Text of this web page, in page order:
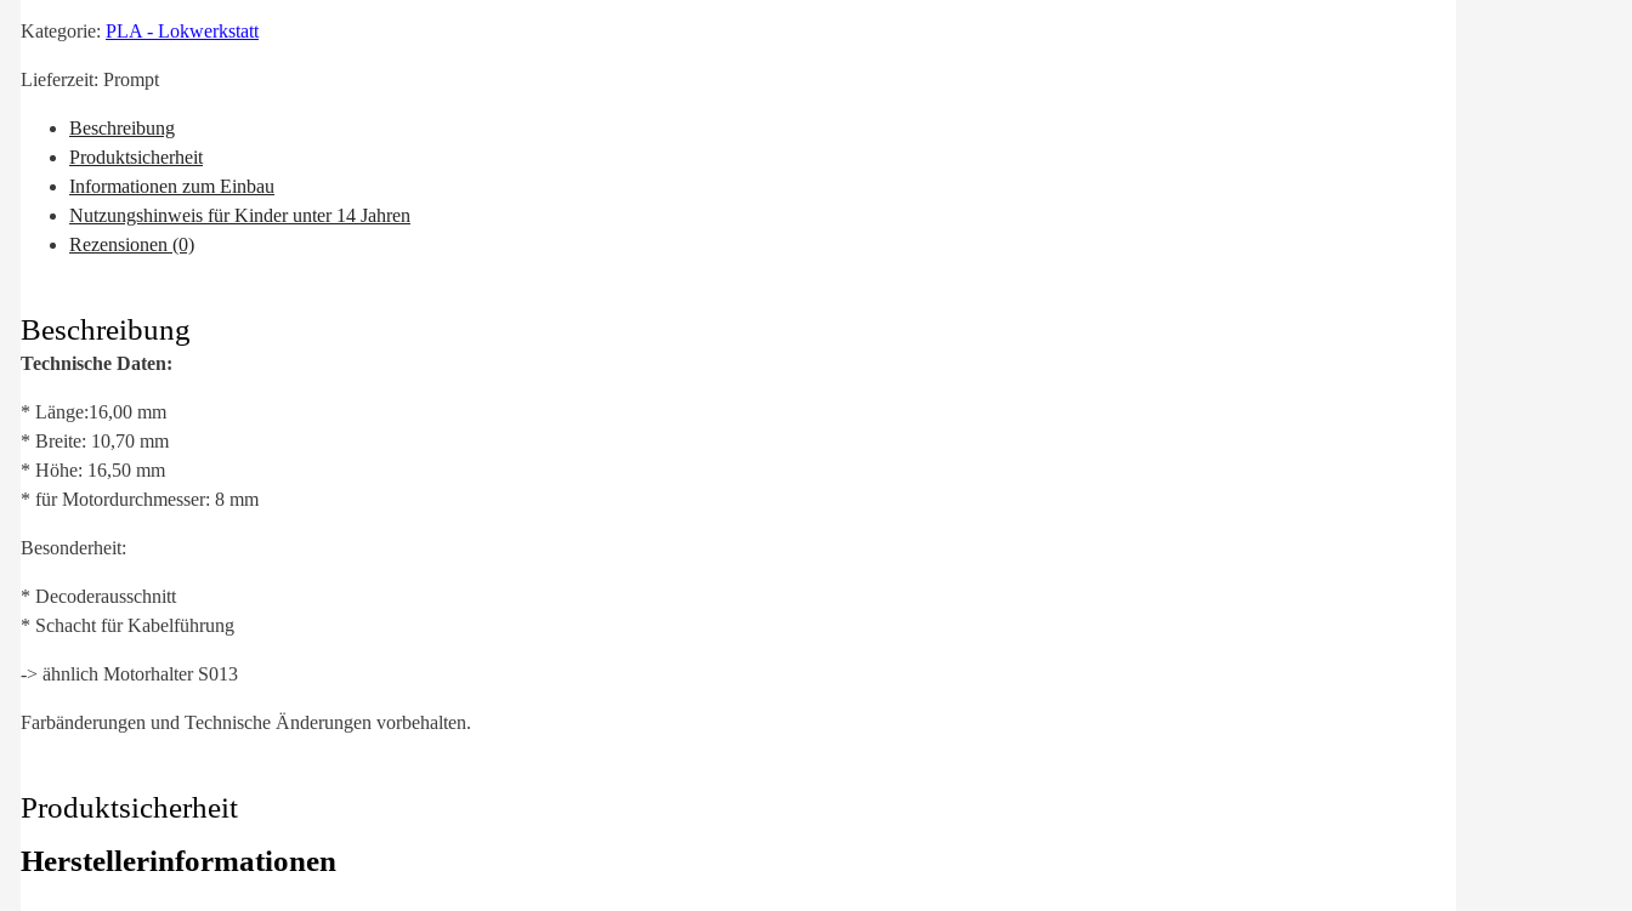
Kategorie: PLA - Lokwerkstatt
Lieferzeit: Prompt
Beschreibung
Produktsicherheit
Informationen zum Einbau
Nutzungshinweis für Kinder unter 14 Jahren
Rezensionen (0)
Beschreibung
Technische Daten:
* Länge:16,00 mm
* Breite: 10,70 mm
* Höhe: 16,50 mm
* für Motordurchmesser: 8 mm
Besonderheit:
* Decoderausschnitt
* Schacht für Kabelführung
-> ähnlich Motorhalter S013
Farbänderungen und Technische Änderungen vorbehalten.
Produktsicherheit
Herstellerinformationen